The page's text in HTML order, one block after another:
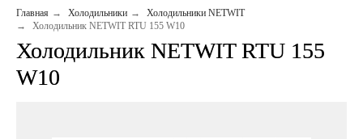
Главная Холодильники
Холодильники NETWIT
Холодильник NETWIT RTU 155 W10
Холодильник NETWIT RTU 155
W10